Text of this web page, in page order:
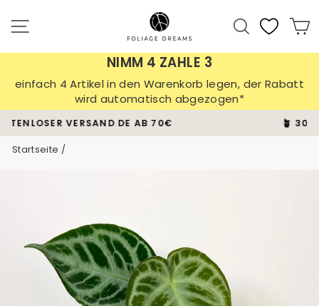
zum
Inhalt
Suche
NIMM 4 ZAHLE 3
einfach 4 Artikel in den Warenkorb legen, der Rabatt
wird automatisch abgezogen*
Pause
🪴 30 TAGE PFLANZEN-GARANTIE
Startseite /